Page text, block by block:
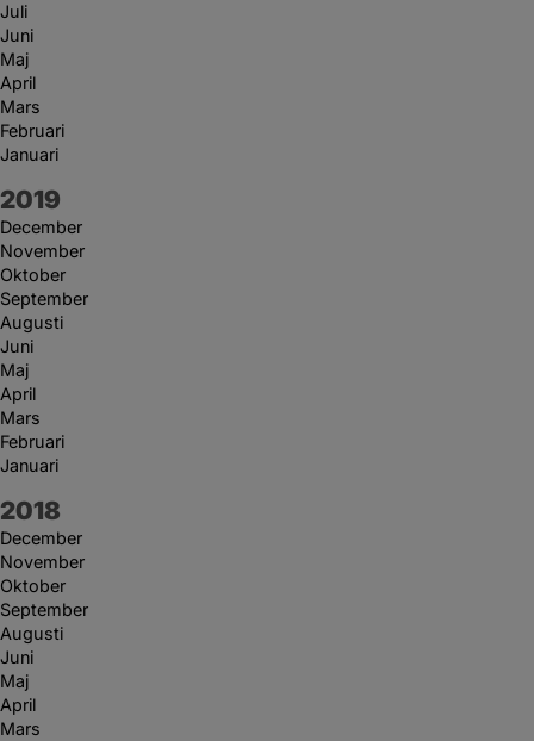
Juli
Juni
Maj
April
Mars
Februari
Januari
År:
2019
December
November
Oktober
September
Augusti
Juni
Maj
April
Mars
Februari
Januari
År:
2018
December
November
Oktober
September
Augusti
Juni
Maj
April
Mars